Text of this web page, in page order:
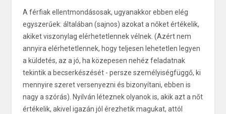
A férfiak ellentmondásosak, ugyanakkor ebben elég
egyszerűek: általában (sajnos) azokat a nőket értékelik,
akiket viszonylag elérhetetlennek vélnek. (Azért nem
annyira elérhetetlennek, hogy teljesen lehetetlen legyen
a küldetés, az a jó, ha közepesen nehéz feladatnak
tekintik a becserkészését - persze személyiségfüggő, ki
mennyire szeret versenyezni és bizonyítani, ebben is
nagy a szórás). Nyilván léteznek olyanok is, akik azt a nőt
értékelik, akivel igazán jól érezhetik magukat, attól